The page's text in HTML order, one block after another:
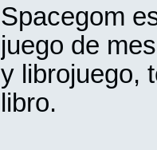
Spacegom
juego de
y librojuego,
libro.